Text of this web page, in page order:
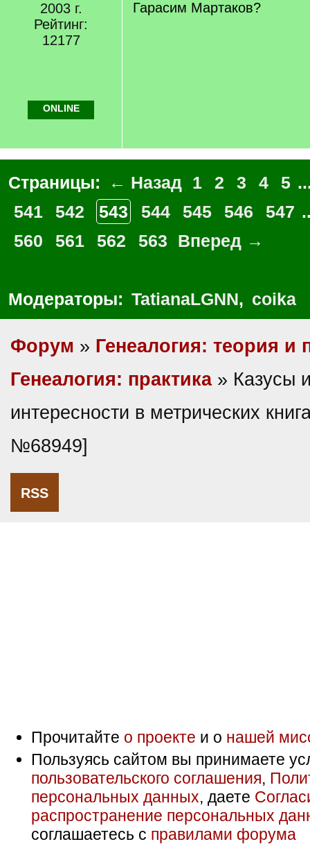
2003 г.
Рейтинг:
12177
q
]
Гарасим Мартаков?
ONLINE
Страницы: ← Назад 1 2 3 4 5
541
542 543 544 545 546 547
560
561 562 563 Вперед →
Модераторы: TatianaLGNN, coika
Форум » Генеалогия: теория и
Генеалогия: практика» Казусы
интересности в метрических
№68949]
RSS
Прочитайте о проекте и о нашей
Пользуясь сайтом вы принимаете
пользовательского соглашения,
персональных данных, даете
распространение персональных
соглашаетесь с правилами форума